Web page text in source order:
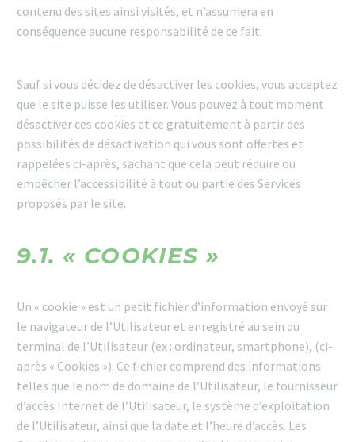
contenu des sites ainsi visités, et n’assumera en
conséquence aucune responsabilité de ce fait.
Sauf si vous décidez de désactiver les cookies, vous acceptez
que le site puisse les utiliser. Vous pouvez à tout moment
désactiver ces cookies et ce gratuitement à partir des
possibilités de désactivation qui vous sont offertes et
rappelées ci-après, sachant que cela peut réduire ou
empêcher l’accessibilité à tout ou partie des Services
proposés par le site.
9.1. « COOKIES »
Un « cookie » est un petit fichier d’information envoyé sur
le navigateur de l’Utilisateur et enregistré au sein du
terminal de l’Utilisateur (ex : ordinateur, smartphone), (ci-
après « Cookies »). Ce fichier comprend des informations
telles que le nom de domaine de l’Utilisateur, le fournisseur
d’accès Internet de l’Utilisateur, le système d’exploitation
de l’Utilisateur, ainsi que la date et l’heure d’accès. Les